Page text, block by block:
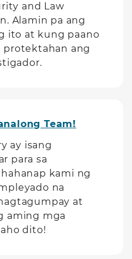
and Law
Alamin pa ang
ito at kung paano
protektahan ang
Team!
ay isang
para sa
kami ng
na
at
aming mga
dito!